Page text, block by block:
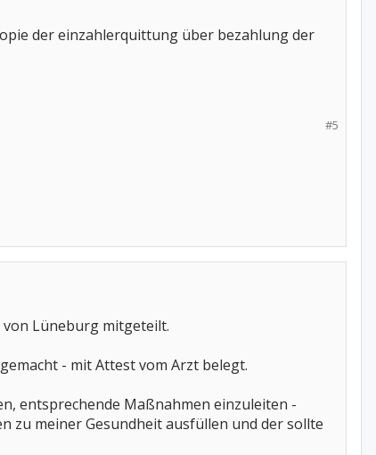
der einzahlerquittung über bezahlung der
#5
von Lüneburg mitgeteilt.
- mit Attest vom Arzt belegt.
entsprechende Maßnahmen einzuleiten -
zu meiner Gesundheit ausfüllen und der sollte